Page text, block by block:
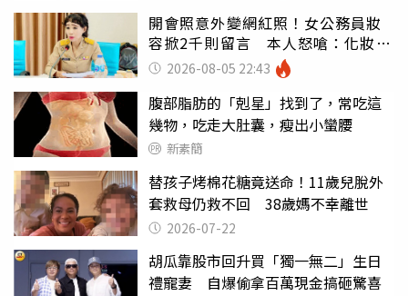
開會照意外變網紅照！女公務員妝
容掀2千則留言 本人怒嗆：化妝有
錯嗎2026-08-05 22:43
腹部脂肪的「剋星」找到了，常吃這
幾物，吃走大肚囊，瘦出小蠻腰
新素簡
替孩子烤棉花糖竟送命！11歲兒脫外
套救母仍救不回 38歲媽不幸離世
2026-07-22
胡瓜靠股市回升買「獨一無二」生日
禮寵妻 自爆偷拿百萬現金搞砸驚喜